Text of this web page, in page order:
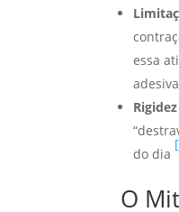
essa
adesiva
do dia
O